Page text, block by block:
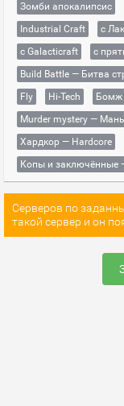
Зомби апокалипсис
Industrial Craft
с
с Galacticraft
с
Build Battle — Битва
Fly
Hi-Tech
Бомж
Murder mystery —
Хардкор — Hardcore
Копы и заключённые
Серверов по
такой сервер и он